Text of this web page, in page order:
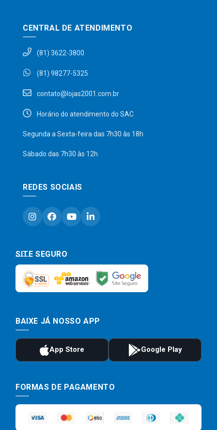
CENTRAL DE ATENDIMENTO
(81) 3622-3800
(81) 98277-5325
contato@lojas2001.com.br
Horário do atendimento do SAC
Segunda a Sexta-feira das 7h30 às 18h
Sábado das 7h30 às 12h
REDES SOCIAIS
SITE SEGURO
BAIXE JÁ NOSSO APP
FORMAS DE PAGAMENTO